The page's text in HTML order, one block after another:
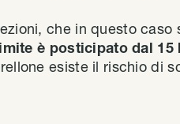
che in questo
è posticipato dal 15
esiste il rischio di